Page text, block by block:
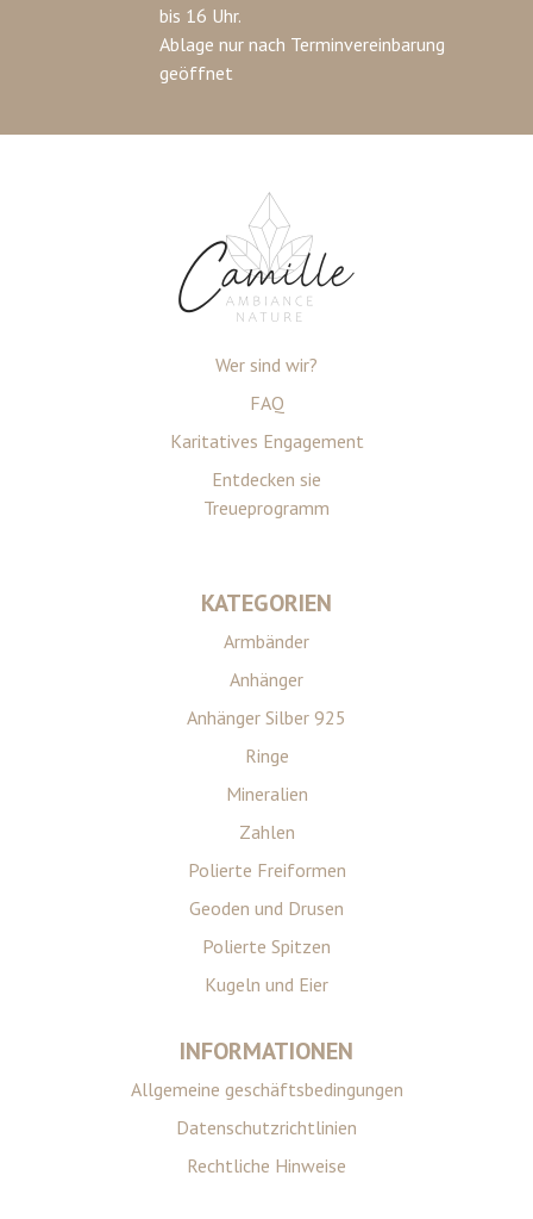
bis 16 Uhr.
Ablage nur nach Terminvereinbarung
geöffnet
Wer sind wir?
FAQ
Karitatives Engagement
Entdecken sie
Treueprogramm
KATEGORIEN
Armbänder
Anhänger
Anhänger Silber 925
Ringe
Mineralien
Zahlen
Polierte Freiformen
Geoden und Drusen
Polierte Spitzen
Kugeln und Eier
INFORMATIONEN
Allgemeine geschäftsbedingungen
Datenschutzrichtlinien
Rechtliche Hinweise